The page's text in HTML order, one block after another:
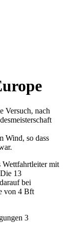
Versuch, nach
Wind, so dass
Wettfahrtleiter mit
13
bei
von 4 Bft
3